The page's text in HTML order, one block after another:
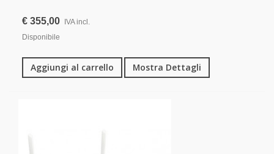
€ 355,00
IVA incl.
Disponibile
Aggiungi al carrello Mostra Dettagli